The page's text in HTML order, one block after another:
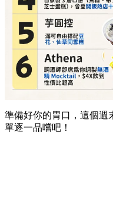
準備好你的胃口，這個週
單逐一品嚐吧！